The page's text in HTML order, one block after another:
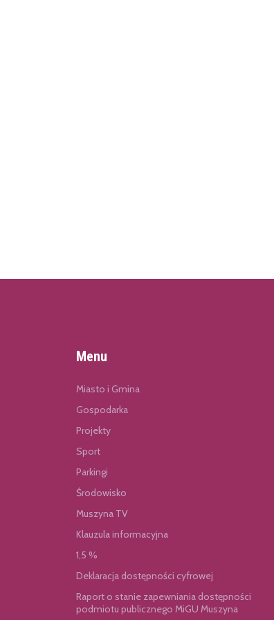
Menu
Miasto i Gmina
Gospodarka
Projekty
Sport
Parkingi
Środowisko
Muszyna TV
Klauzula informacyjna
1,5 %
Deklaracja dostępności cyfrowej
Raport o stanie zapewniania dostępności
podmiotu publicznego MiGU Muszyna